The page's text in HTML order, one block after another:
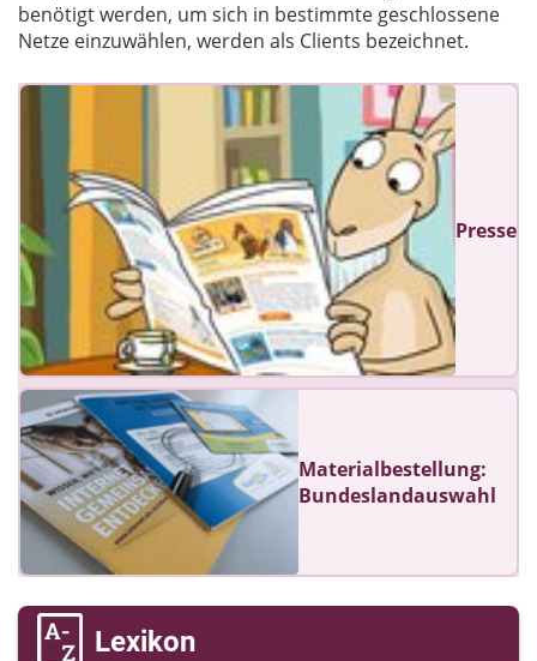
benötigt werden, um sich in bestimmte geschlossene
Netze einzuwählen, werden als Clients bezeichnet.
Presse
Materialbestellung:
Bundeslandauswahl
Lexikon